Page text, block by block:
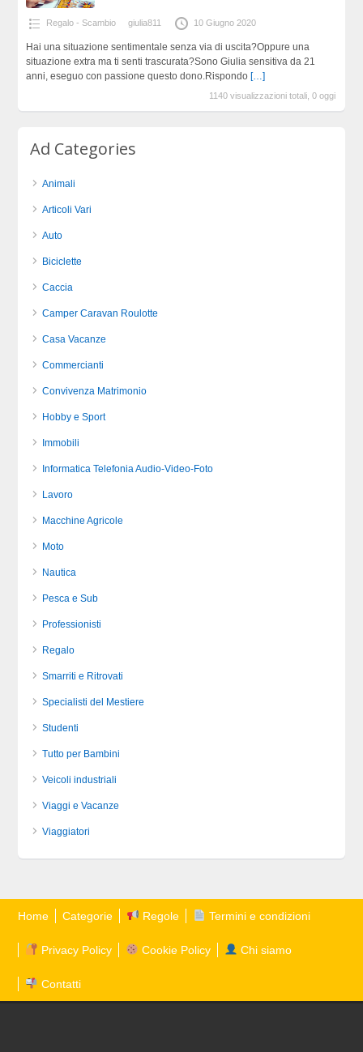
Regalo - Scambio giulia811 10 Giugno 2020
Hai una situazione sentimentale senza via di uscita?Oppure una
situazione extra ma ti senti trascurata?Sono Giulia sensitiva da 21
anni, eseguo con passione questo dono.Rispondo […]
1140 visualizzazioni totali, 0 oggi
Ad Categories
Animali
Articoli Vari
Auto
Biciclette
Caccia
Camper Caravan Roulotte
Casa Vacanze
Commercianti
Convivenza Matrimonio
Hobby e Sport
Immobili
Informatica Telefonia Audio-Video-Foto
Lavoro
Macchine Agricole
Moto
Nautica
Pesca e Sub
Professionisti
Regalo
Smarriti e Ritrovati
Specialisti del Mestiere
Studenti
Tutto per Bambini
Veicoli industriali
Viaggi e Vacanze
Viaggiatori
Home Categorie Regole Termini e condizioni
Privacy Policy Cookie Policy Chi siamo
Contatti